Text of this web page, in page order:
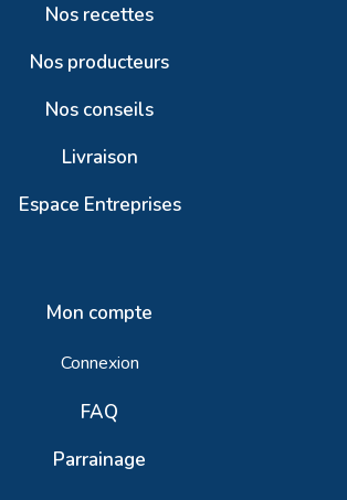
Nos recettes
Nos producteurs
Nos conseils
Livraison
Espace Entreprises
Mon compte
Connexion
FAQ
Parrainage